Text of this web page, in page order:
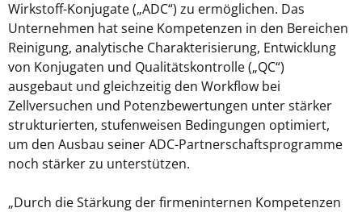
Wirkstoff-Konjugate („ADC“) zu ermöglichen. Das
Unternehmen hat seine Kompetenzen in den Bereichen
Reinigung, analytische Charakterisierung, Entwicklung
von Konjugaten und Qualitätskontrolle („QC“)
ausgebaut und gleichzeitig den Workflow bei
Zellversuchen und Potenzbewertungen unter stärker
strukturierten, stufenweisen Bedingungen optimiert,
um den Ausbau seiner ADC-Partnerschaftsprogramme
noch stärker zu unterstützen.
„Durch die Stärkung der firmeninternen Kompetenzen